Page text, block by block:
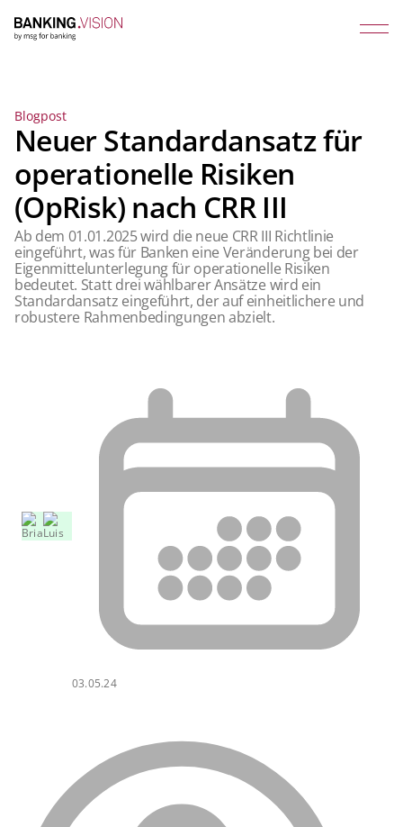
Blogpost
Neuer Standardansatz für
operationelle Risiken
(OpRisk) nach CRR III
Ab dem 01.01.2025 wird die neue CRR III Richtlinie
eingeführt, was für Banken eine Veränderung bei der
Eigenmittelunterlegung für operationelle Risiken
bedeutet. Statt drei wählbarer Ansätze wird ein
Standardansatz eingeführt, der auf einheitlichere und
robustere Rahmenbedingungen abzielt.
03.05.24